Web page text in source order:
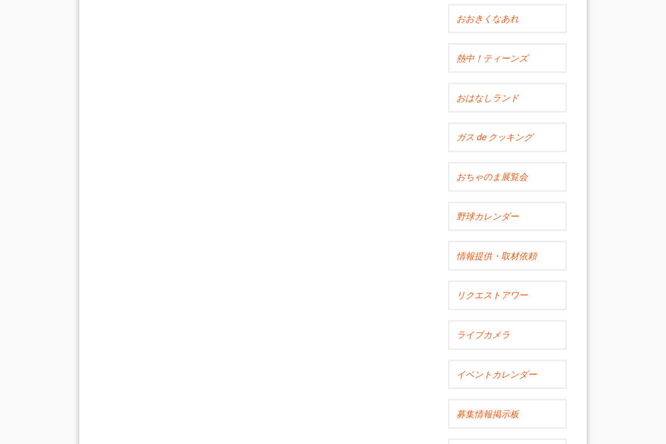
おおきくなあれ
熱中！ティーンズ
おはなしランド
ガス de クッキング
おちゃのま展覧会
野球カレンダー
情報提供・取材依頼
リクエストアワー
ライブカメラ
イベントカレンダー
募集情報掲示板